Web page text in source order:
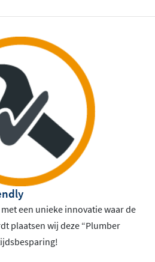
een unieke innovatie waar de
plaatsen wij deze “Plumber